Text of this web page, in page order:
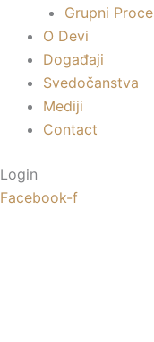
Grupni
O Devi
Događaji
Svedočanstva
Mediji
Contact
Login
Facebook-f